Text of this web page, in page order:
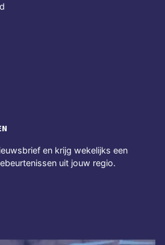
en krijg wekelijks een
uit jouw regio.